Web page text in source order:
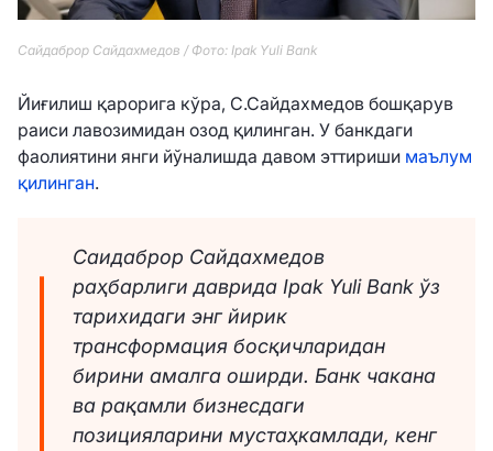
Сайдаброр Сайдахмедов / Фото: Ipak Yuli Bank
Йиғилиш қарорига кўра, С.Сайдахмедов бошқарув
раиси лавозимидан озод қилинган. У банкдаги
фаолиятини янги йўналишда давом эттириши маълум
қилинган.
Саидаброр Сайдахмедов
раҳбарлиги даврида Ipak Yuli Bank ўз
тарихидаги энг йирик
трансформация босқичларидан
бирини амалга оширди. Банк чакана
ва рақамли бизнесдаги
позицияларини мустаҳкамлади, кенг